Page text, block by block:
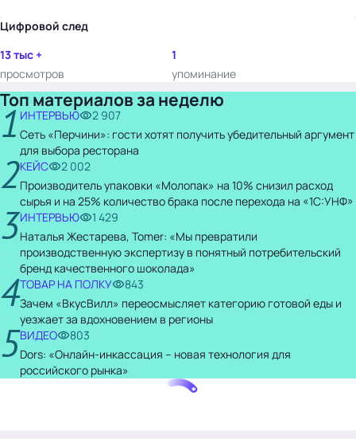
Цифровой след
13 тыс +
просмотров
1
упоминание
Топ материалов за неделю
1 ИНТЕРВЬЮ
2 907
Сеть «Перчини»: гости хотят получить убедительный аргумент
для выбора ресторана
2КЕЙС
2 002
Производитель упаковки «Молопак» на 10% снизил расход
сырья и на 25% количество брака после перехода на «1С:УНФ»
3ИНТЕРВЬЮ
1 429
Наталья Жестарева, Tomer: «Мы превратили
производственную экспертизу в понятный потребительский
бренд качественного шоколада»
4ТОВАР НА ПОЛКУ
843
Зачем «ВкусВилл» переосмысляет категорию готовой еды и
уезжает за вдохновением в регионы
5ВИДЕО
803
Dors: «Онлайн-инкассация – новая технология для
российского рынка»